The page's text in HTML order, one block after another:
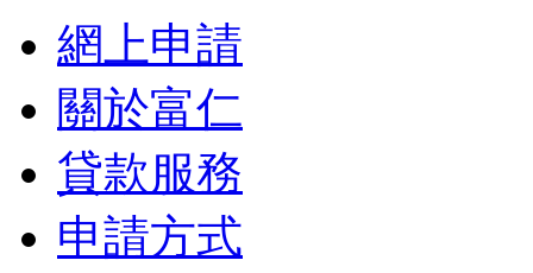
網上申請
關於富仁
貸款服務
申請方式